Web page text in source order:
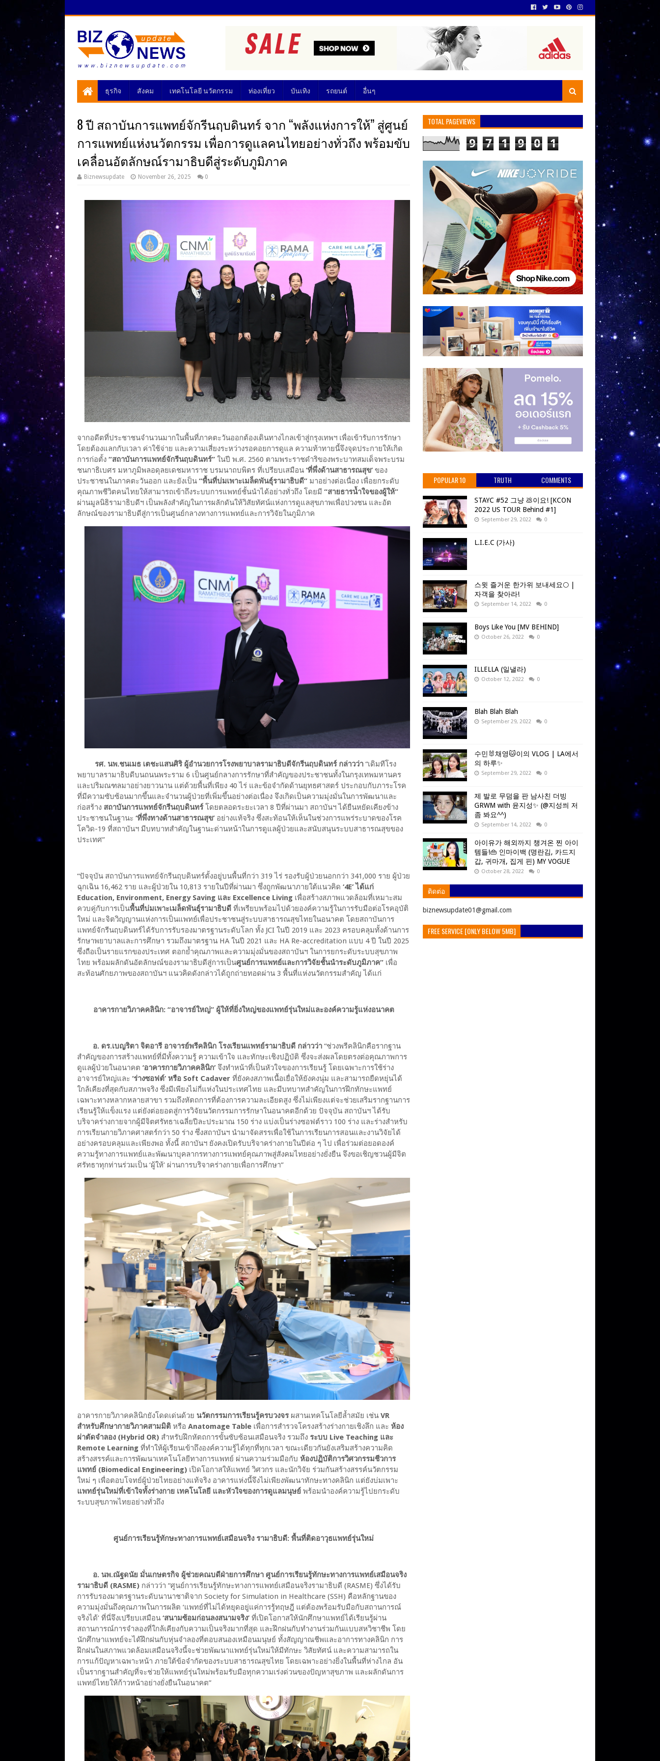
ธุรกิจ สังคม เทคโนโลยี นวัตกรรม ท่องเที่ยว บันเทิง รถยนต์ อื่นๆ
8 ปี สถาบันการแพทย์จักรีนฤบดินทร์ จาก “พลังแห่งการให้” สู่ศูนย์
การแพทย์แห่งนวัตกรรม เพื่อการดูแลคนไทยอย่างทั่วถึง พร้อมขับ
เคลื่อนอัตลักษณ์รามาธิบดีสู่ระดับภูมิภาค
Biznewsupdate November 26, 2025 0
จากอดีตที่ประชาชนจำนวนมากในพื้นที่ภาคตะวันออกต้องเดินทางไกลเข้าสู่กรุงเทพฯ เพื่อเข้ารับการรักษา
โดยต้องแลกกับเวลา ค่าใช้จ่าย และความเสี่ยงระหว่างรอคอยการดูแล ความท้าทายนี้จึงจุดประกายให้เกิด
การก่อตั้ง “สถาบันการแพทย์จักรีนฤบดินทร์” ในปี พ.ศ. 2560 ตามพระราชดำริของพระบาทสมเด็จพระบรม
ชนกาธิเบศร มหาภูมิพลอดุลยเดชมหาราช บรมนาถบพิตร ที่เปรียบเสมือน ‘ที่พึ่งด้านสาธารณสุข’ ของ
ประชาชนในภาคตะวันออก และยังเป็น “พื้นที่บ่มเพาะเมล็ดพันธุ์รามาธิบดี” มาอย่างต่อเนื่อง เพื่อยกระดับ
คุณภาพชีวิตคนไทยให้สามารถเข้าถึงระบบการแพทย์ชั้นนำได้อย่างทั่วถึง โดยมี “สายธารน้ำใจของผู้ให้”
ผ่านมูลนิธิรามาธิบดีฯ เป็นพลังสำคัญในการผลักดันให้วิสัยทัศน์แห่งการดูแลสุขภาพเพื่อปวงชน และอัต
ลักษณ์ของรามาธิบดีสู่การเป็นศูนย์กลางทางการแพทย์และการวิจัยในภูมิภาค
รศ. นพ.ชนเมธ เตชะแสนศิริ ผู้อำนวยการโรงพยาบาลรามาธิบดีจักรีนฤบดินทร์ กล่าวว่า “เดิมทีโรง
พยาบาลรามาธิบดีบนถนนพระราม 6 เป็นศูนย์กลางการรักษาที่สำคัญของประชาชนทั้งในกรุงเทพมหานคร
และปริมณฑลมาอย่างยาวนาน แต่ด้วยพื้นที่เพียง 40 ไร่ และข้อจำกัดด้านยุทธศาสตร์ ประกอบกับภาระโรค
ที่มีความซับซ้อนมากขึ้นและจำนวนผู้ป่วยที่เพิ่มขึ้นอย่างต่อเนื่อง จึงเกิดเป็นความมุ่งมั่นในการพัฒนาและ
ก่อสร้าง สถาบันการแพทย์จักรีนฤบดินทร์โดยตลอดระยะเวลา 8 ปีที่ผ่านมา สถาบันฯ ได้ยืนหยัดเคียงข้าง
ประชาชนในฐานะ ‘ที่พึ่งทางด้านสาธารณสุข’ อย่างแท้จริง ซึ่งสะท้อนให้เห็นในช่วงการแพร่ระบาดของโรค
โควิด-19 ที่สถาบันฯ มีบทบาทสำคัญในฐานะด่านหน้าในการดูแลผู้ป่วยและสนับสนุนระบบสาธารณสุขของ
ประเทศ”
“ปัจจุบัน สถาบันการแพทย์จักรีนฤบดินทร์ตั้งอยู่บนพื้นที่กว่า 319 ไร่ รองรับผู้ป่วยนอกกว่า 341,000 ราย ผู้ป่วย
ฉุกเฉิน 16,462 ราย และผู้ป่วยใน 10,813 รายในปีที่ผ่านมา ซึ่งถูกพัฒนาภายใต้แนวคิด ‘4E’ ได้แก่
Education, Environment, Energy Saving และ Excellence Living เพื่อสร้างสภาพแวดล้อมที่เหมาะสม
ควบคู่กับการเป็นพื้นที่บ่มเพาะเมล็ดพันธุ์รามาธิบดี ที่เพรียบพร้อมไปด้วยองค์ความรู้ในการรับมือต่อโรคอุบัติ
ใหม่ และจิตวิญญานแห่งการเป็นแพทย์เพื่อประชาชนสู่ระบบสาธารณสุขไทยในอนาคต โดยสถาบันการ
แพทย์จักรีนฤบดินทร์ได้รับการรับรองมาตรฐานระดับโลก ทั้ง JCI ในปี 2019 และ 2023 ครอบคลุมทั้งด้านการ
รักษาพยาบาลและการศึกษา รวมถึงมาตรฐาน HA ในปี 2021 และ HA Re-accreditation แบบ 4 ปี ในปี 2025
ซึ่งถือเป็นรายแรกของประเทศ ตอกย้ำคุณภาพและความมุ่งมั่นของสถาบันฯ ในการยกระดับระบบสุขภาพ
ไทย พร้อมผลักดันอัตลักษณ์ของรามาธิบดีสู่การเป็นศูนย์การแพทย์และการวิจัยชั้นนำระดับภูมิภาค” เพื่อ
สะท้อนศักยภาพของสถาบันฯ แนวคิดดังกล่าวได้ถูกถ่ายทอดผ่าน 3 พื้นที่แห่งนวัตกรรมสำคัญ ได้แก่
อาคารกายวิภาคคลินิก: “อาจารย์ใหญ่” ผู้ให้ที่ยิ่งใหญ่ของแพทย์รุ่นใหม่และองค์ความรู้แห่งอนาคต
อ. ดร.เบญริตา จิตอารี อาจารย์พรีคลินิก โรงเรียนแพทย์รามาธิบดี กล่าวว่า “ช่วงพรีคลินิกคือรากฐาน
สำคัญของการสร้างแพทย์ที่มีทั้งความรู้ ความเข้าใจ และทักษะเชิงปฏิบัติ ซึ่งจะส่งผลโดยตรงต่อคุณภาพการ
ดูแลผู้ป่วยในอนาคต ‘อาคารกายวิภาคคลินิก’ จึงทำหน้าที่เป็นหัวใจของการเรียนรู้ โดยเฉพาะการใช้ร่าง
อาจารย์ใหญ่และ ‘ร่างซอฟต์’ หรือ Soft Cadaver ที่ยังคงสภาพเนื้อเยื่อให้ยังคงนุ่ม และสามารถยืดหยุ่นได้
ใกล้เคียงที่สุดกับสภาพจริง ซึ่งมีเพียงไม่กี่แห่งในประเทศไทย และมีบทบาทสำคัญในการฝึกทักษะแพทย์
เฉพาะทางหลากหลายสาขา รวมถึงหัตถการที่ต้องการความละเอียดสูง ซึ่งไม่เพียงแต่จะช่วยเสริมรากฐานการ
เรียนรู้ให้แข็งแรง แต่ยังต่อยอดสู่การวิจัยนวัตกรรมการรักษาในอนาคตอีกด้วย ปัจจุบัน สถาบันฯ ได้รับ
บริจาคร่างกายจากผู้มีจิตศรัทธาเฉลี่ยปีละประมาณ 150 ร่าง แบ่งเป็นร่างซอฟต์ราว 100 ร่าง และร่างสำหรับ
การเรียนกายวิภาคศาสตร์กว่า 50 ร่าง ซึ่งสถาบันฯ นำมาจัดสรรเพื่อใช้ในการเรียนการสอนและงานวิจัยได้
อย่างครอบคลุมและเพียงพอ ทั้งนี้ สถาบันฯ ยังคงเปิดรับบริจาคร่างกายในปีต่อ ๆ ไป เพื่อร่วมต่อยอดองค์
ความรู้ทางการแพทย์และพัฒนาบุคลากรทางการแพทย์คุณภาพสู่สังคมไทยอย่างยั่งยืน จึงขอเชิญชวนผู้มีจิต
ศรัทธาทุกท่านร่วมเป็น ‘ผู้ให้’ ผ่านการบริจาคร่างกายเพื่อการศึกษา”
อาคารกายวิภาคคลินิกยังโดดเด่นด้วย นวัตกรรมการเรียนรู้ครบวงจรผสานเทคโนโลยีล้ำสมัย เช่น VR
สำหรับศึกษากายวิภาคสามมิติ หรือ Anatomage Table เพื่อการสำรวจโครงสร้างร่างกายเชิงลึก และ ห้อง
ผ่าตัดจำลอง (Hybrid OR) สำหรับฝึกหัตถการขั้นซับซ้อนเสมือนจริง รวมถึง ระบบ Live Teaching และ
Remote Learning ที่ทำให้ผู้เรียนเข้าถึงองค์ความรู้ได้ทุกที่ทุกเวลา ขณะเดียวกันยังเสริมสร้างความคิด
สร้างสรรค์และการพัฒนาเทคโนโลยีทางการแพทย์ ผ่านความร่วมมือกับ ห้องปฏิบัติการวิศวกรรมชีวการ
แพทย์ (Biomedical Engineering) เปิดโอกาสให้แพทย์ วิศวกร และนักวิจัย ร่วมกันสร้างสรรค์นวัตกรรม
ใหม่ ๆ เพื่อตอบโจทย์ผู้ป่วยไทยอย่างแท้จริง อาคารแห่งนี้จึงไม่เพียงพัฒนาทักษะทางคลินิก แต่ยังบ่มเพาะ
แพทย์รุ่นใหม่ที่เข้าใจทั้งร่างกาย เทคโนโลยี และหัวใจของการดูแลมนุษย์ พร้อมนำองค์ความรู้ไปยกระดับ
ระบบสุขภาพไทยอย่างทั่วถึง
ศูนย์การเรียนรู้ทักษะทางการแพทย์เสมือนจริง รามาธิบดี: พื้นที่ติดอาวุธแพทย์รุ่นใหม่
อ. นพ.ณัฐดนัย มั่นเกษตรกิจ ผู้ช่วยคณบดีฝ่ายการศึกษา ศูนย์การเรียนรู้ทักษะทางการแพทย์เสมือนจริง
รามาธิบดี (RASME) กล่าวว่า “ศูนย์การเรียนรู้ทักษะทางการแพทย์เสมือนจริงรามาธิบดี (RASME) ซึ่งได้รับ
การรับรองมาตรฐานระดับนานาชาติจาก Society for Simulation in Healthcare (SSH) คือหลักฐานของ
ความมุ่งมั่นถึงคุณภาพในการผลิต ‘แพทย์ที่ไม่ได้หยุดอยู่แค่การรู้ทฤษฎี แต่ต้องพร้อมรับมือกับสถานการณ์
จริงได้’ ที่นี่จึงเปรียบเสมือน ‘สนามซ้อมก่อนลงสนามจริง’ ที่เปิดโอกาสให้นักศึกษาแพทย์ได้เรียนรู้ผ่าน
สถานการณ์การจำลองที่ใกล้เคียงกับความเป็นจริงมากที่สุด และฝึกฝนกับทำงานร่วมกันแบบสหวิชาชีพ โดย
นักศึกษาแพทย์จะได้ฝึกฝนกับหุ่นจำลองที่ตอบสนองเหมือนมนุษย์ ทั้งสัญญาณชีพและอาการทางคลินิก การ
ฝึกฝนในสภาพแวดล้อมเสมือนจริงนี้จะช่วยพัฒนาแพทย์รุ่นใหม่ให้มีทักษะ วิสัยทัศน์ และความสามารถใน
การแก้ปัญหาเฉพาะหน้า ภายใต้ข้อจำกัดของระบบสาธารณสุขไทย โดยเฉพาะอย่างยิ่งในพื้นที่ห่างไกล อัน
เป็นรากฐานสำคัญที่จะช่วยให้แพทย์รุ่นใหม่พร้อมรับมือทุกความเร่งด่วนของปัญหาสุขภาพ และผลักดันการ
แพทย์ไทยให้ก้าวหน้าอย่างยั่งยืนในอนาคต”
TOTAL PAGEVIEWS
9 7 1 9 0 1
POPULAR 10 TRUTH COMMENTS
STAYC #52 그냥 💩이요! [KCON
2022 US TOUR Behind #1]
September 29, 2022 0
L.I.E.C (가사)
스윗 즐거운 한가위 보내세요🌕 |
자객을 찾아라!
September 14, 2022 0
Boys Like You [MV BEHIND]
October 26, 2022 0
ILLELLA (일낼라)
October 12, 2022 0
Blah Blah Blah
September 29, 2022 0
수민🐰채영🐱이의 VLOG | LA에서
의 하루✨
September 29, 2022 0
제 발로 무덤을 판 남사친 더빙
GRWM with 윤지성✨ (@지성씌 저
좀 봐요^^)
September 14, 2022 0
아이유가 해외까지 챙겨온 찐 아이
템들!👜 인마이백 (명란김, 카드지
갑, 귀마개, 집게 핀) MY VOGUE
October 28, 2022 0
ติดต่อ
ิbiznewsupdate01@gmail.com
FREE SERVICE [ONLY BELOW 5MB]